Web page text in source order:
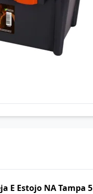
E Estojo NA Tampa